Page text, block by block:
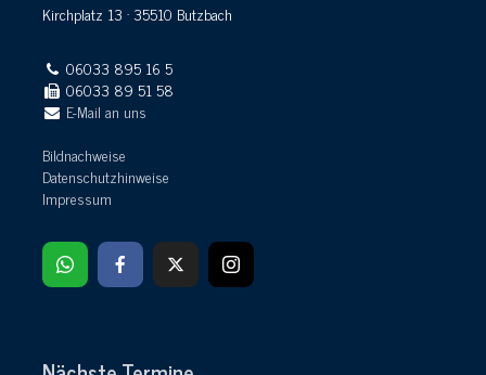
Kirchplatz 13 · 35510 Butzbach
06033 895 16 5
06033 89 51 58
E-Mail an uns
Bildnachweise
Datenschutzhinweise
Impressum